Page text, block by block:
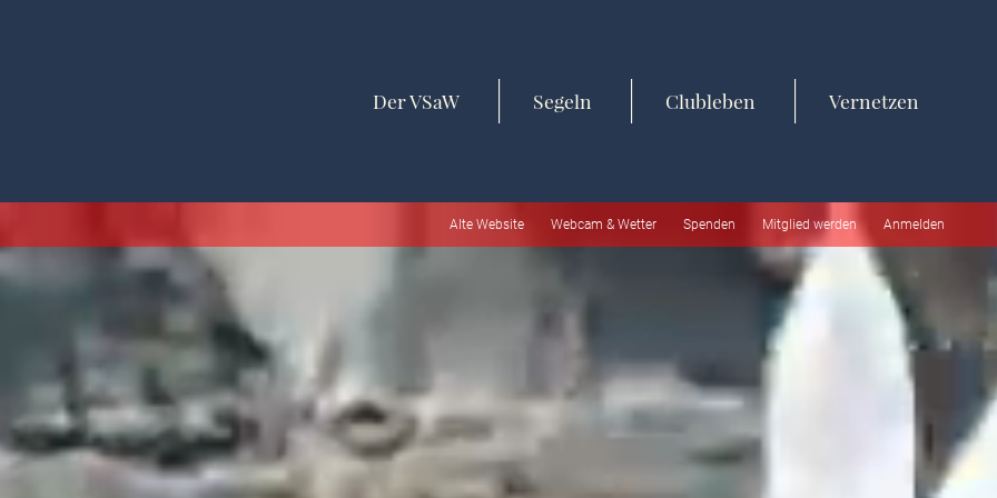
Der VSaW Segeln Clubleben Vernetzen
Alte Website Webcam & Wetter Spenden Mitglied werden Anmelden